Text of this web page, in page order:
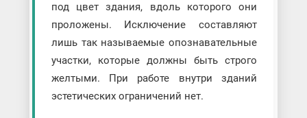
под цвет здания, вдоль которого они
проложены. Исключение составляют
лишь так называемые опознавательные
участки, которые должны быть строго
желтыми. При работе внутри зданий
эстетических ограничений нет.